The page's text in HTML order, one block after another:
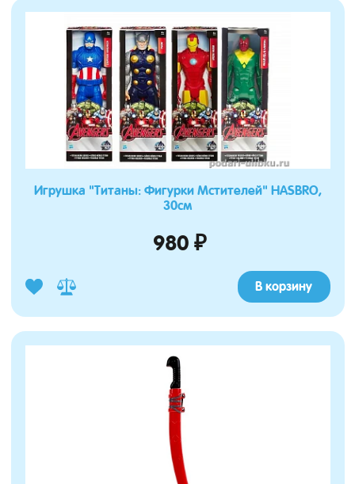
Игрушка "Титаны: Фигурки Мстителей" HASBRO,
30см
980 ₽
В корзину